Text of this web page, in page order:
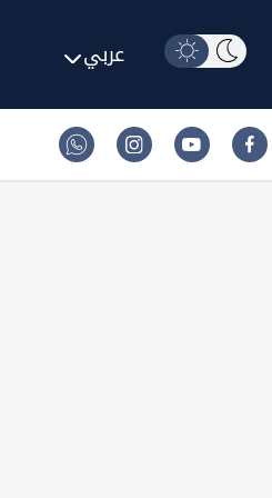
عربي